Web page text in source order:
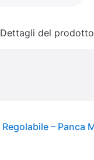
Dettagli del prodotto